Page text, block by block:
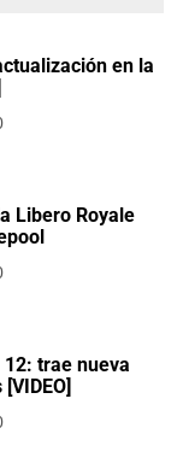
en la
Libero Royale
trae nueva